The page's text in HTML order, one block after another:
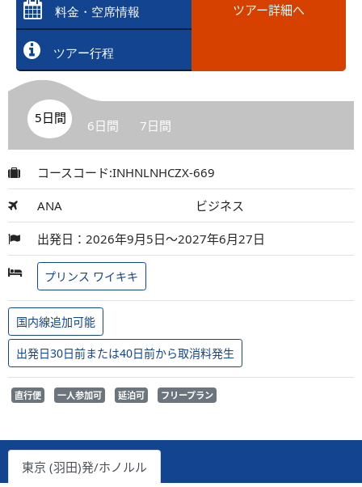
料金・空席情報
ツアー行程
ツアー詳細へ
5日間 6日間 7日間
コースコード:INHNLNHCZX-669
ANA ビジネス
出発日：2026年9月5日～2027年6月27日
プリンス ワイキキ
国内線追加可能
出発日30日前または40日前から取消料発生
直行便 一人参加可 延泊可 フリープラン
東京 (羽田)発/ホノルル